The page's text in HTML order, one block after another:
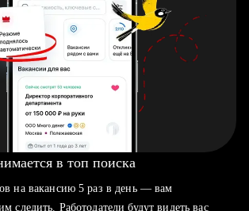
в топ поиска
на вакансию 5 раз в день — вам
следить. Работодатели будут видеть вас